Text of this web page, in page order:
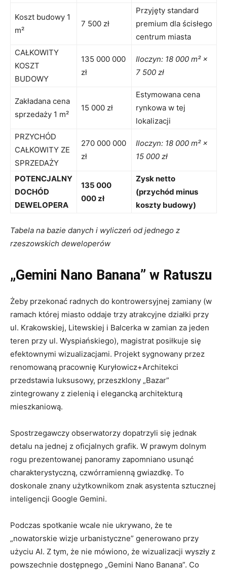
Koszt budowy 1
m²
7 500 zł
Przyjęty standard
premium dla ścisłego
centrum miasta
CAŁKOWITY
KOSZT
BUDOWY
135 000 000
zł
Iloczyn: 18 000 m² ×
7 500 zł
Zakładana cena
sprzedaży 1 m²
15 000 zł
Estymowana cena
rynkowa w tej
lokalizacji
PRZYCHÓD
CAŁKOWITY ZE
SPRZEDAŻY
270 000 000
zł
Iloczyn: 18 000 m² ×
15 000 zł
POTENCJALNY
DOCHÓD
DEWELOPERA
135 000
000 zł
Zysk netto
(przychód minus
koszty budowy)
Tabela na bazie danych i wyliczeń od jednego z
rzeszowskich deweloperów
„Gemini Nano Banana” w Ratuszu
Żeby przekonać radnych do kontrowersyjnej zamiany (w
ramach której miasto oddaje trzy atrakcyjne działki przy
ul. Krakowskiej, Litewskiej i Balcerka w zamian za jeden
teren przy ul. Wyspiańskiego), magistrat posiłkuje się
efektownymi wizualizacjami. Projekt sygnowany przez
renomowaną pracownię Kuryłowicz+Architekci
przedstawia luksusowy, przeszklony „Bazar”
zintegrowany z zielenią i elegancką architekturą
mieszkaniową.
Spostrzegawczy obserwatorzy dopatrzyli się jednak
detalu na jednej z oficjalnych grafik. W prawym dolnym
rogu prezentowanej panoramy zapomniano usunąć
charakterystyczną, czwórramienną gwiazdkę. To
doskonale znany użytkownikom znak asystenta sztucznej
inteligencji Google Gemini.
Podczas spotkanie wcale nie ukrywano, że te
„nowatorskie wizje urbanistyczne” generowano przy
użyciu AI. Z tym, że nie mówiono, że wizualizacji wyszły z
powszechnie dostępnego „Gemini Nano Banana”. Co